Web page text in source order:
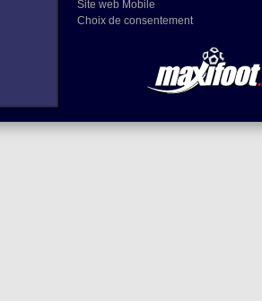
Site web Mobile
Choix de consentement